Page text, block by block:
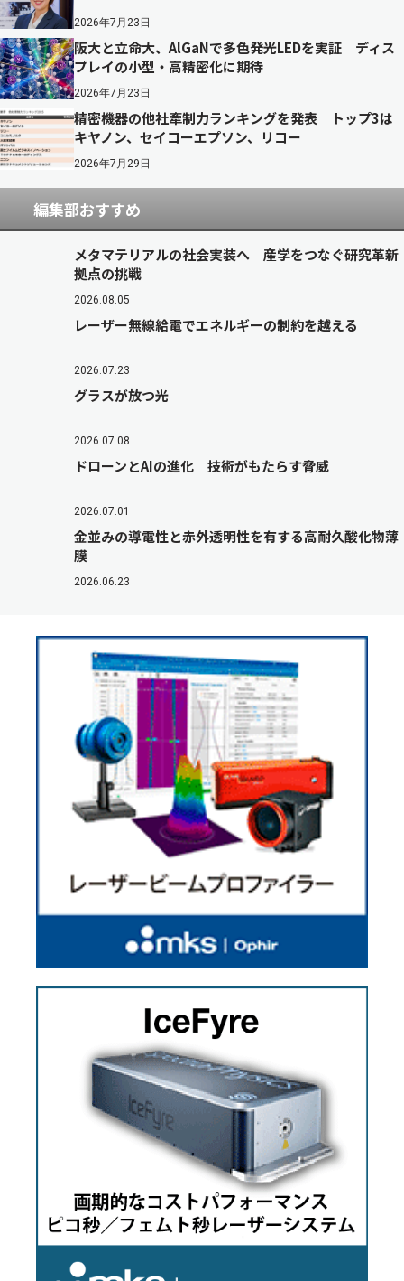
2026年7月23日
阪大と立命大、AlGaNで多色発光LEDを実証 ディス
プレイの小型・高精密化に期待
2026年7月23日
精密機器の他社牽制力ランキングを発表 トップ3は
キヤノン、セイコーエプソン、リコー
2026年7月29日
編集部おすすめ
メタマテリアルの社会実装へ 産学をつなぐ研究革新
拠点の挑戦
2026.08.05
レーザー無線給電でエネルギーの制約を越える
2026.07.23
グラスが放つ光
2026.07.08
ドローンとAIの進化 技術がもたらす脅威
2026.07.01
金並みの導電性と赤外透明性を有する高耐久酸化物薄
膜
2026.06.23